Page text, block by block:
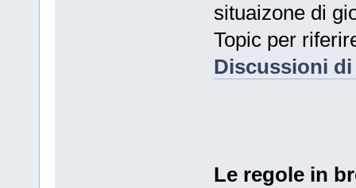
situaizone di
Topic per
Discussioni
Le regole in